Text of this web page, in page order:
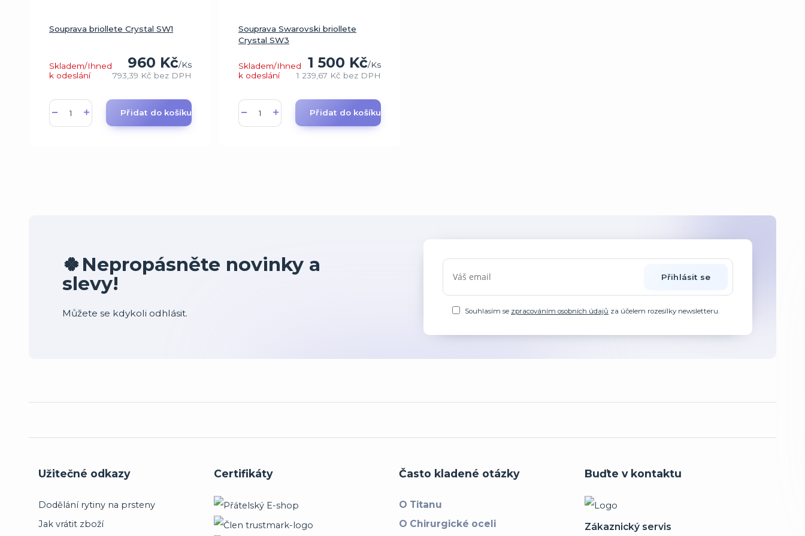
Souprava briollete Crystal SW1
960 Kč/Ks
793,39 Kč bez DPH
Skladem/Ihned
k odeslání
Přidat do košíku
Souprava Swarovski briollete
Crystal SW3
1 500 Kč/Ks
1 239,67 Kč bez DPH
Skladem/Ihned
k odeslání
Přidat do košíku
🍀Nepropásněte novinky a
slevy!
Můžete se kdykoli odhlásit.
Přihlásit se
Souhlasím se zpracováním osobních údajů za účelem rozesílky newsletteru.
Užitečné odkazy
Dodělání rytiny na prsteny
Jak vrátit zboží
Certifikáty Často kladené otázky
O Titanu
O Chirurgické oceli
Buďte v kontaktu
Zákaznický servis